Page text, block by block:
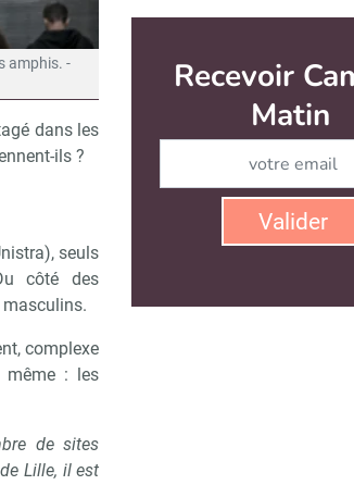
amphis. -
dans les
ils ?
seuls
côté des
masculins.
complexe
même : les
de sites
Lille, il est